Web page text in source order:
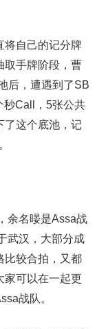
将自己的记分牌
取手牌阶段，曹
后，遭遇到了SB
秒Call，5张公共
了这个底池，记
余名暥是Assa战
武汉，大部分成
比较合拍，又都
家可以在一起更
战队。